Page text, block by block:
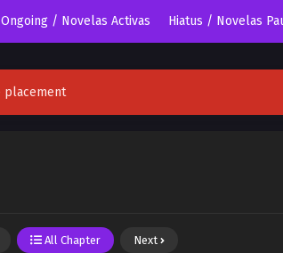
Ongoing / Novelas Activas Hiatus / Novelas
All Chapter Next